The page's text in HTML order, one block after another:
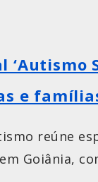
‘Autismo
e
reúne
Goiânia,